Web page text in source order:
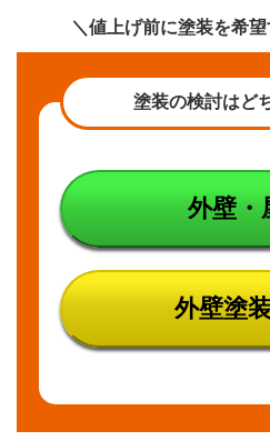
＼値上げ前に塗装を希
塗装の検討はど
外壁・
外壁塗